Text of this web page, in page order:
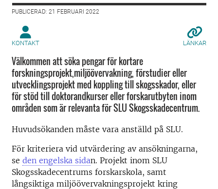
PUBLICERAD: 21 FEBRUARI 2022
KONTAKT LÄNKAR
Välkommen att söka pengar för kortare
forskningsprojekt,miljöövervakning, förstudier eller
utvecklingsprojekt med koppling till skogsskador, eller
för stöd till doktorandkurser eller forskarutbyten inom
områden som är relevanta för SLU Skogsskadecentrum.
Huvudsökanden måste vara anställd på SLU.
För kriteriera vid utvärdering av ansökningarna,
se den engelska sidan. Projekt inom SLU
Skogsskadecentrums forskarskola, samt
långsiktiga miljöövervakningsprojekt kring